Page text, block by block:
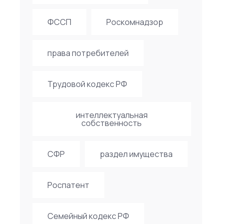
ФССП Роскомнадзор
права потребителей
Трудовой кодекс РФ
интеллектуальная
собственность
СФР раздел имущества
Роспатент
Семейный кодекс РФ